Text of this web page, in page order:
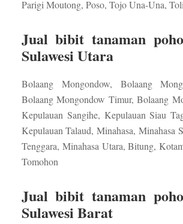
Parigi Moutong, Poso, Tojo Una-Una,
Jual bibit tanaman
Sulawesi Utara
Bolaang Mongondow, Bolaang
Bolaang Mongondow Timur, Bolaang
Kepulauan Sangihe, Kepulauan Siau
Kepulauan Talaud, Minahasa, Minahasa
Tenggara, Minahasa Utara, Bitung,
Tomohon
Jual bibit tanaman
Sulawesi Barat